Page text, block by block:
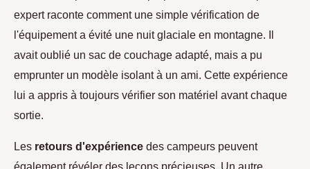
expert raconte comment une simple vérification de
l'équipement a évité une nuit glaciale en montagne. Il
avait oublié un sac de couchage adapté, mais a pu
emprunter un modèle isolant à un ami. Cette expérience
lui a appris à toujours vérifier son matériel avant chaque
sortie.
Les retours d'expérience des campeurs peuvent
également révéler des leçons précieuses. Un autre